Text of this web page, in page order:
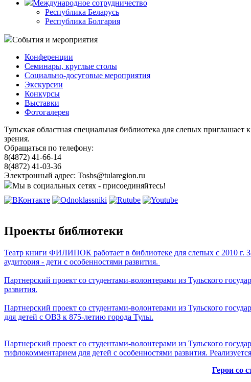
Международное сотрудничество
Республика Беларусь
Республика Болгария
События и мероприятия
Конференции
Семинары, круглые столы
Социально-досуговые мероприятия
Экскурсии
Конкурсы
Выставки
Фотогалерея
Тульская областная специальная библиотека для слепых
зрения.
Обращаться по телефону:
8(4872) 41-66-14
8(4872) 41-03-36
Электронный адрес: Tosbs@tularegion.ru
Мы в социальных сетях - присоединяйтесь!
Проекты библиотеки
Театр книги ФИЛИПОК работает в библиотеке для слепых с 2010 г.
аудитория - дети с особенностями развития.
Партнерский проект со студентами-волонтерами из Тульского
развития.
Партнерский проект со студентами-волонтерами из Тульского
для детей с ОВЗ к 875-летию города Тулы.
Партнерский проект со студентами-волонтерами из Тульского
тифлокомментарием для детей с особенностями развития.
Герои со